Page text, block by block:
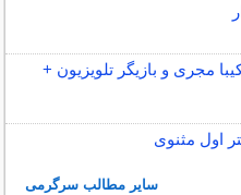
مجری و بازیگر تلویزیون +
اول مثنوی
سایر مطالب سرگرمی